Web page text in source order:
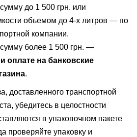
до 1 500 грн. или
объемом до 4-х литров — по
компании.
сумму более 1 500 грн. —
оплате на банковские
.
доставленного транспортной
убедитесь в целостности
в упаковочном пакете
проверяйте упаковку и